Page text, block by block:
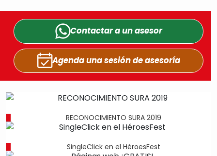
Contactar a unasesor
Agenda una sesiónde asesoría
RECONOCIMIENTO SURA 2019
SingleClick en el HéroesFest